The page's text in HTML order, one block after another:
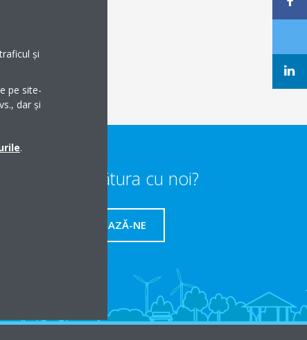
Vrei să iei legătura cu noi?
CONTACTEAZĂ-NE
și
pe site-
dar și
.